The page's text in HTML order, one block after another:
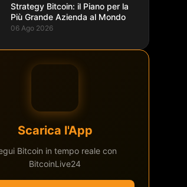
Strategy Bitcoin: il Piano per la
Più Grande Azienda al Mondo
06 Ago 2026
Scarica l'App
Bitcoin in tempo reale con
BitcoinLive24